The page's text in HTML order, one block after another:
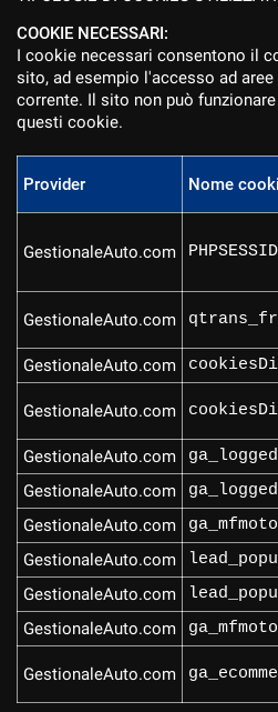
COOKIE NECESSARI:
I cookie necessari consentono il
sito, ad esempio l'accesso ad
corrente. Il sito non può
questi cookie.
Provider Nome
GestionaleAuto.com PHPSESSID
GestionaleAuto.com
GestionaleAuto.com
GestionaleAuto.com
GestionaleAuto.com
GestionaleAuto.com
GestionaleAuto.com
GestionaleAuto.com
GestionaleAuto.com
GestionaleAuto.com
GestionaleAuto.com